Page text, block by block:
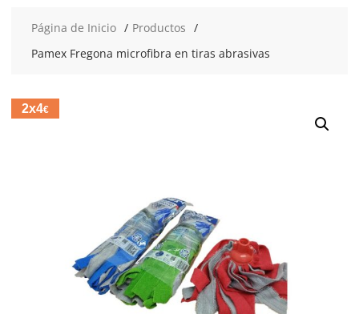
Página de Inicio
Productos
Pamex Fregona microfibra en tiras abrasivas
2x4€